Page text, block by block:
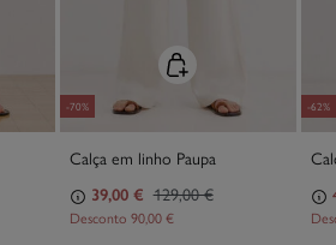
-70%
Calça em linho Paupa
39,00 € 129,00 €
Desconto 90,00 €
-62%